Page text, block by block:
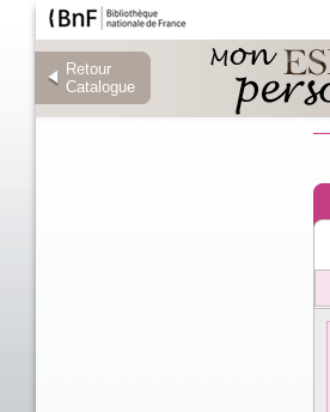
Retour
Catalogue
Retour
Catalogue